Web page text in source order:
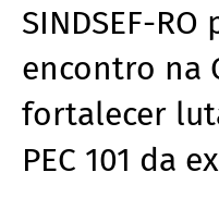
SINDSEF-
encontro na
fortalecer
PEC 101 da